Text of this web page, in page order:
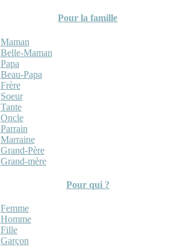
Pour la famille
Maman
Belle-Maman
Papa
Beau-Papa
Frère
Soeur
Tante
Oncle
Parrain
Marraine
Grand-Père
Grand-mère
Pour qui ?
Femme
Homme
Fille
Garçon